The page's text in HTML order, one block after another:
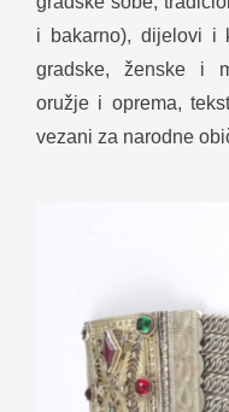
i bakarno), dijelovi i
gradske, ženske i
oružje i oprema,
vezani za narodne